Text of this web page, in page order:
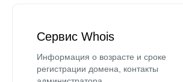
Сервис Whois
Информация о возрасте и сроке
регистрации домена, контакты